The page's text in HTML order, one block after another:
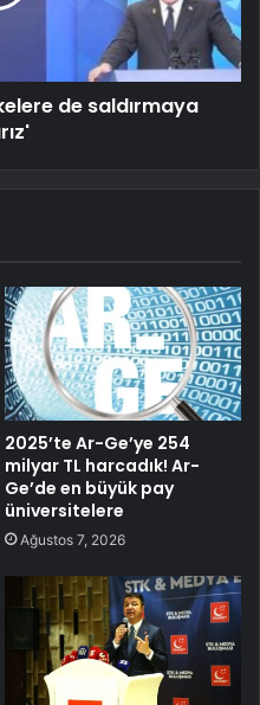
de saldırmaya
2025’te Ar-Ge’ye 254
milyar TL harcadık! Ar-
Ge’de en büyük pay
üniversitelere
Ağustos 7, 2026